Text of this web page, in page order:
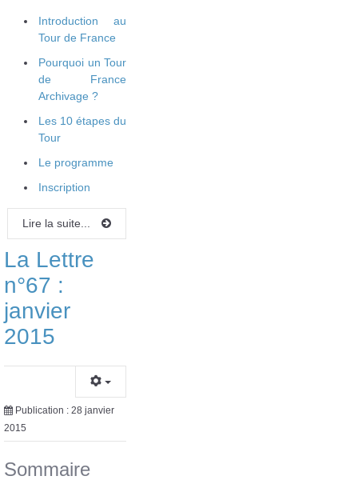
Introduction au
Tour de France
Pourquoi un Tour
de France
Archivage ?
Les 10 étapes du
Tour
Le programme
Inscription
Lire la suite...
La Lettre
n°67 :
janvier
2015
Publication : 28 janvier
2015
Sommaire